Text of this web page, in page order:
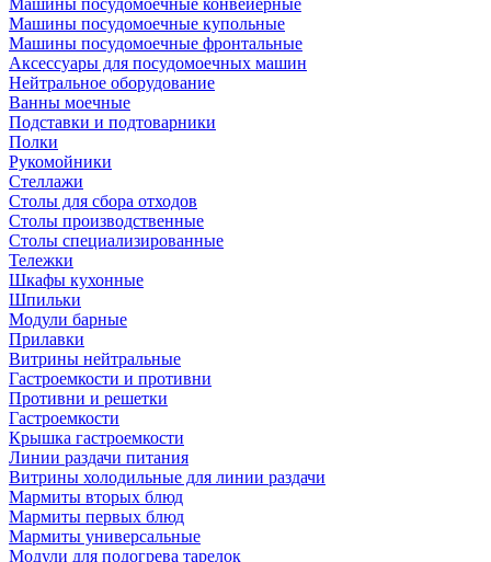
Машины посудомоечные конвейерные
Машины посудомоечные купольные
Машины посудомоечные фронтальные
Аксессуары для посудомоечных машин
Нейтральное оборудование
Ванны моечные
Подставки и подтоварники
Полки
Рукомойники
Стеллажи
Столы для сбора отходов
Столы производственные
Столы специализированные
Тележки
Шкафы кухонные
Шпильки
Модули барные
Прилавки
Витрины нейтральные
Гастроемкости и противни
Противни и решетки
Гастроемкости
Крышка гастроемкости
Линии раздачи питания
Витрины холодильные для линии раздачи
Мармиты вторых блюд
Мармиты первых блюд
Мармиты универсальные
Модули для подогрева тарелок